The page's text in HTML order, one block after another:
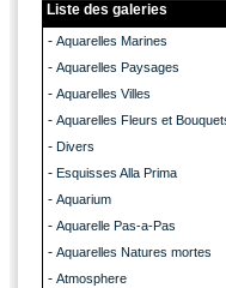
Liste des galeries
- Aquarelles Marines
- Aquarelles Paysages
- Aquarelles Villes
- Aquarelles Fleurs et
- Divers
- Esquisses Alla Prima
- Aquarium
- Aquarelle Pas-a-Pas
- Aquarelles Natures mortes
- Atmosphere